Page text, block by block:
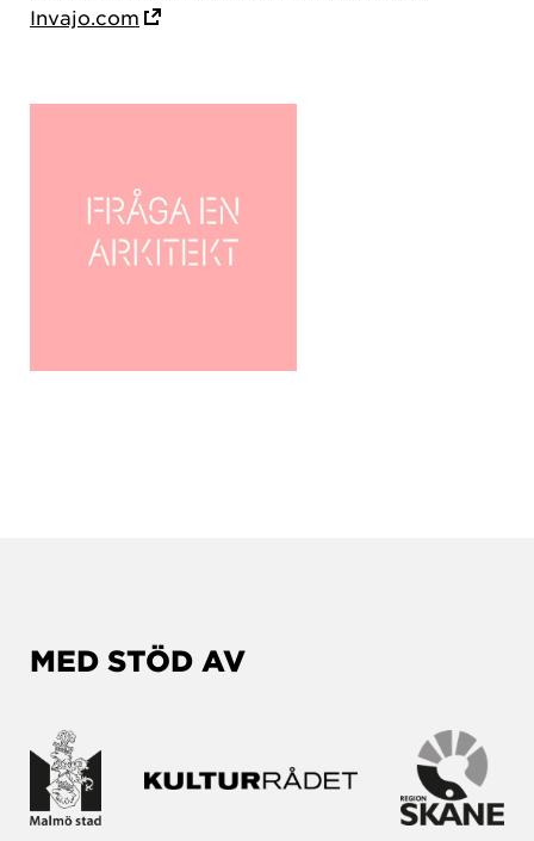
Invajo.com
MED STÖD AV